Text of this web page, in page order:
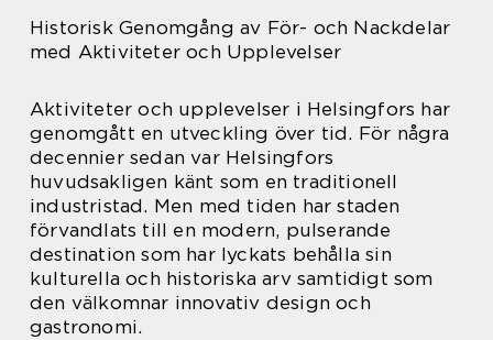
Historisk Genomgång av För- och Nackdelar
med Aktiviteter och Upplevelser
Aktiviteter och upplevelser i Helsingfors har
genomgått en utveckling över tid. För några
decennier sedan var Helsingfors
huvudsakligen känt som en traditionell
industristad. Men med tiden har staden
förvandlats till en modern, pulserande
destination som har lyckats behålla sin
kulturella och historiska arv samtidigt som
den välkomnar innovativ design och
gastronomi.